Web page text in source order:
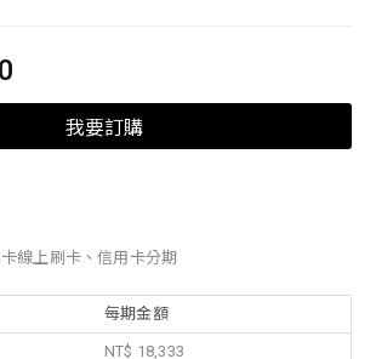
我要訂購
線上刷卡、信用卡分期
每期金額
NT$ 18,333